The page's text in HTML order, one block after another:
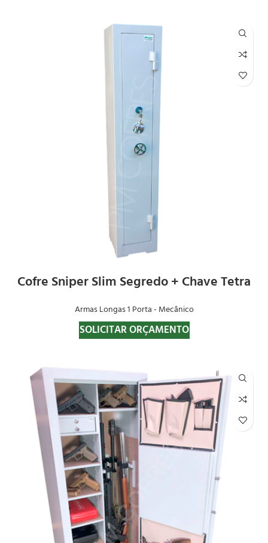
Cofre Sniper Slim Segredo + Chave Tetra
Armas Longas 1 Porta - Mecânico
SOLICITAR ORÇAMENTO